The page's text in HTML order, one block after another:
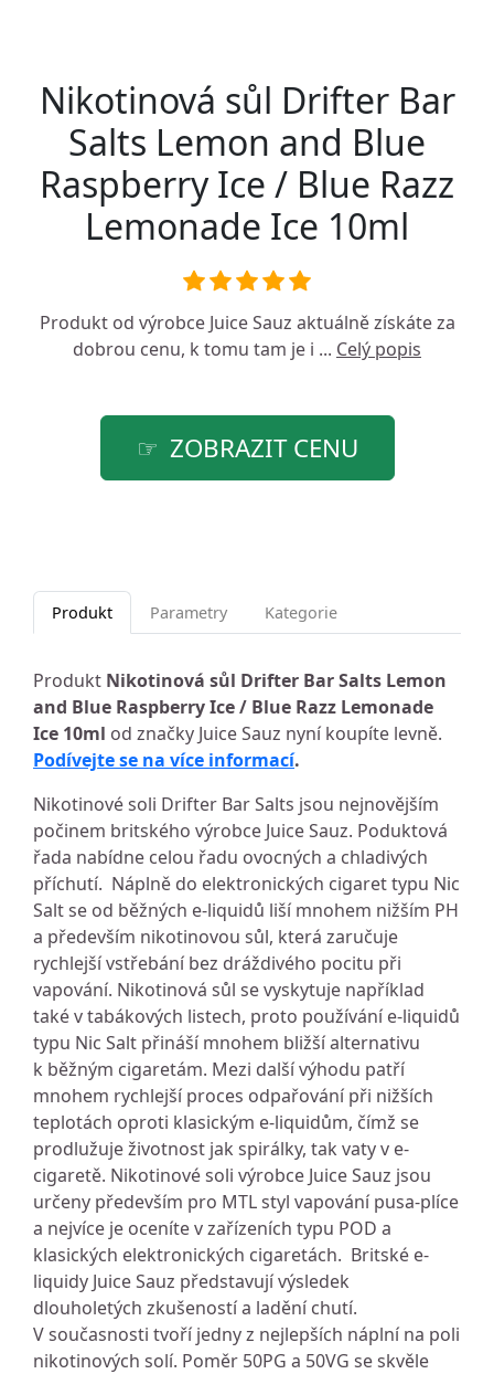
Nikotinová sůl Drifter Bar
Salts Lemon and Blue
Raspberry Ice / Blue Razz
Lemonade Ice 10ml
Produkt od výrobce Juice Sauz aktuálně získáte za
dobrou cenu, k tomu tam je i ... Celý popis
ZOBRAZIT CENU
Produkt Parametry Kategorie
Produkt Nikotinová sůl Drifter Bar Salts Lemon
and Blue Raspberry Ice / Blue Razz Lemonade
Ice 10ml od značky Juice Sauz nyní koupíte levně.
Podívejte se na více informací.
Nikotinové soli Drifter Bar Salts jsou nejnovějším
počinem britského výrobce Juice Sauz. Poduktová
řada nabídne celou řadu ovocných a chladivých
příchutí. Náplně do elektronických cigaret typu Nic
Salt se od běžných e-liquidů liší mnohem nižším PH
a především nikotinovou sůl, která zaručuje
rychlejší vstřebání bez dráždivého pocitu při
vapování. Nikotinová sůl se vyskytuje například
také v tabákových listech, proto používání e-liquidů
typu Nic Salt přináší mnohem bližší alternativu
k běžným cigaretám. Mezi další výhodu patří
mnohem rychlejší proces odpařování při nižších
teplotách oproti klasickým e-liquidům, čímž se
prodlužuje životnost jak spirálky, tak vaty v e-
cigaretě. Nikotinové soli výrobce Juice Sauz jsou
určeny především pro MTL styl vapování pusa-plíce
a nejvíce je oceníte v zařízeních typu POD a
klasických elektronických cigaretách. Britské e-
liquidy Juice Sauz představují výsledek
dlouholetých zkušeností a ladění chutí.
V současnosti tvoří jedny z nejlepších náplní na poli
nikotinových solí. Poměr 50PG a 50VG se skvěle